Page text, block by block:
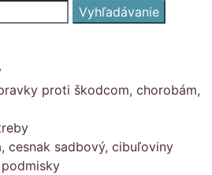
Vyhľadávanie
proti škodcom, chorobám,
cesnak sadbový, cibuľoviny